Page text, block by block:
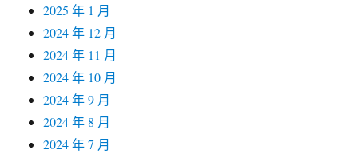
2025 年 1 月
2024 年 12 月
2024 年 11 月
2024 年 10 月
2024 年 9 月
2024 年 8 月
2024 年 7 月